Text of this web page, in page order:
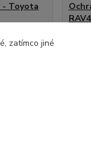
- Toyota
Do 3 až 4
10
zatímco jiné